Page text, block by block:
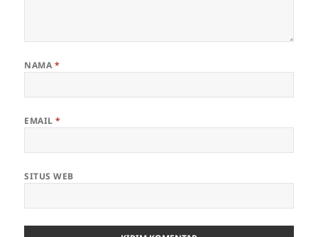
NAMA *
EMAIL*
SITUS WEB